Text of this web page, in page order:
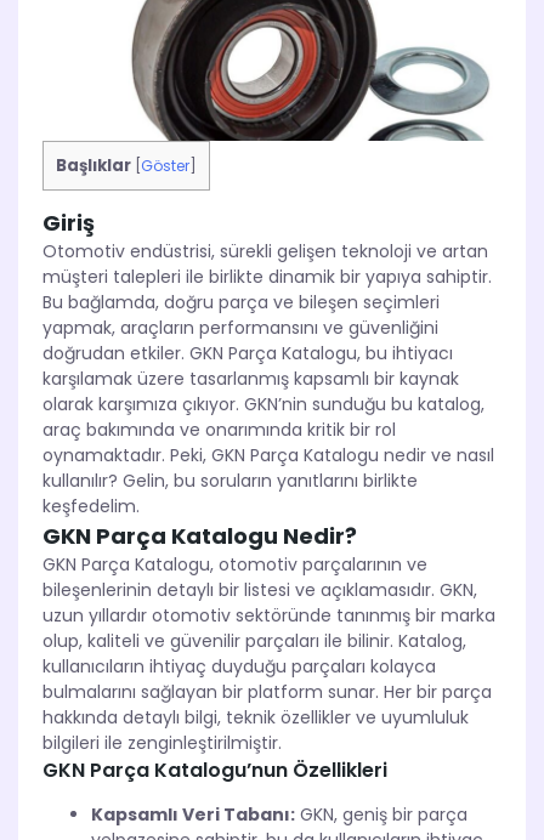
Başlıklar Göster
Giriş
Otomotiv endüstrisi, sürekli gelişen teknoloji ve artan
müşteri talepleri ile birlikte dinamik bir yapıya sahiptir.
Bu bağlamda, doğru parça ve bileşen seçimleri
yapmak, araçların performansını ve güvenliğini
doğrudan etkiler. GKN Parça Katalogu, bu ihtiyacı
karşılamak üzere tasarlanmış kapsamlı bir kaynak
olarak karşımıza çıkıyor. GKN’nin sunduğu bu katalog,
araç bakımında ve onarımında kritik bir rol
oynamaktadır. Peki, GKN Parça Katalogu nedir ve nasıl
kullanılır? Gelin, bu soruların yanıtlarını birlikte
keşfedelim.
GKN Parça Katalogu Nedir?
GKN Parça Katalogu, otomotiv parçalarının ve
bileşenlerinin detaylı bir listesi ve açıklamasıdır. GKN,
uzun yıllardır otomotiv sektöründe tanınmış bir marka
olup, kaliteli ve güvenilir parçaları ile bilinir. Katalog,
kullanıcıların ihtiyaç duyduğu parçaları kolayca
bulmalarını sağlayan bir platform sunar. Her bir parça
hakkında detaylı bilgi, teknik özellikler ve uyumluluk
bilgileri ile zenginleştirilmiştir.
GKN Parça Katalogu’nun Özellikleri
Kapsamlı Veri Tabanı: GKN, geniş bir parça